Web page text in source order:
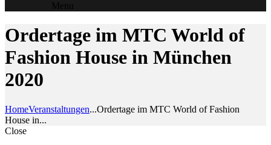
Menu
Ordertage im MTC World of
Fashion House in München
2020
HomeVeranstaltungen...Ordertage im MTC World of Fashion
House in...
Close